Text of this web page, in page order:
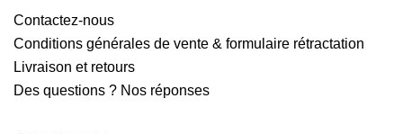
Contactez-nous
Conditions générales de vente & formulaire rétractation
Livraison et retours
Des questions ? Nos réponses